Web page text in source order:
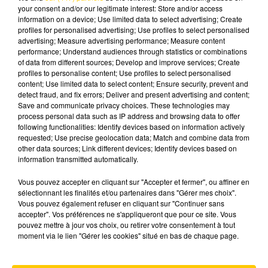
2 juillet 2026 - 1 min 19 sec
SAPIAC EXPRESS : DÉPART D'UN
PILIER, ARRIVÉE DANS LE STAFF... LES
DERNIÈRES INFOS AVANT LA REPRISE
D
un pilier droit. Les options pour le remplacer, et
Leflamand de nouveau appelé en équipe de
France à 7, le programme de ce Sapiac Express !
your consent and/or our legitimate interest: Store and/or access
information on a device; Use limited data to select advertising; Create
profiles for personalised advertising; Use profiles to select personalised
advertising; Measure advertising performance; Measure content
performance; Understand audiences through statistics or combinations
of data from different sources; Develop and improve services; Create
profiles to personalise content; Use profiles to select personalised
content; Use limited data to select content; Ensure security, prevent and
detect fraud, and fix errors; Deliver and present advertising and content;
Save and communicate privacy choices. These technologies may
process personal data such as IP address and browsing data to offer
following functionalities: Identify devices based on information actively
requested; Use precise geolocation data; Match and combine data from
other data sources; Link different devices; Identify devices based on
information transmitted automatically.
Vous pouvez accepter en cliquant sur "Accepter et fermer", ou affiner en
sélectionnant les finalités et/ou partenaires dans "Gérer mes choix".
Vous pouvez également refuser en cliquant sur "Continuer sans
accepter". Vos préférences ne s'appliqueront que pour ce site. Vous
pouvez mettre à jour vos choix, ou retirer votre consentement à tout
moment via le lien "Gérer les cookies" situé en bas de chaque page.